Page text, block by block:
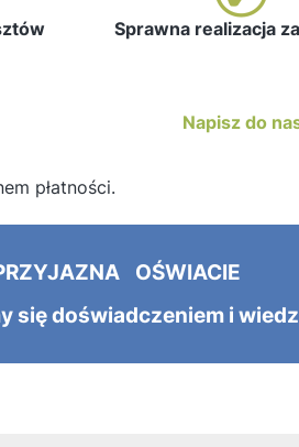
Sprawna realizacja
Napisz do
płatności.
OŚWIACIE
się doświadczeniem i